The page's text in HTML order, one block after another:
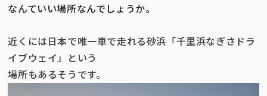
なんていい場所なんでしょうか。
近くには日本で唯一車で走れる砂浜「千里浜なぎさドラ
イブウェイ」という
場所もあるそうです。